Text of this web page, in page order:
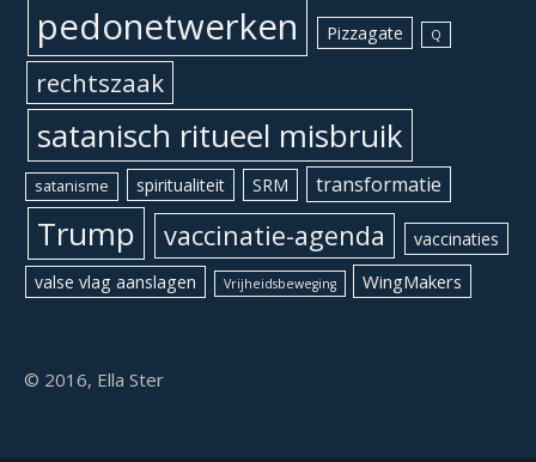
pedonetwerken Pizzagate Q
rechtszaak
satanisch ritueel misbruik
satanisme spiritualiteit SRM transformatie
Trump vaccinatie-agenda
vaccinaties
valse vlag aanslagen
Vrijheidsbeweging WingMakers
© 2016, Ella Ster